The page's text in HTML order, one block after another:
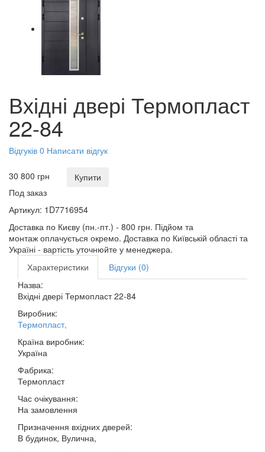
Вхідні двері Термопласт
22-84
Відгуків 0 Написати відгук
30 800 грн
Купити
Под заказ
Артикул: 1D7716954
Доставка по Києву (пн.-пт.) - 800 грн. Підйом та
монтаж оплачується окремо. Доставка по Київській області та
Україні - вартість уточнюйте у менеджера.
Характеристики
Відгуки (0)
Назва:
Вхідні двері Термопласт 22-84
Виробник:
Термопласт,
Країна виробник:
Україна
Фабрика:
Термопласт
Час очікування:
На замовлення
Призначення вхідних дверей:
В будинок, Вулична,